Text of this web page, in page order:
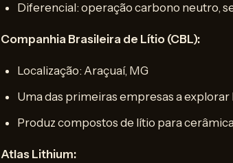
Diferencial: operação carbono neutro,
Companhia Brasileira de Lítio (CBL):
Localização: Araçuaí, MG
Uma das primeiras empresas a explorar
Produz compostos de lítio para
Atlas Lithium: